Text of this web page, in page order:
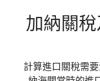
加納關
計算進口關稅需